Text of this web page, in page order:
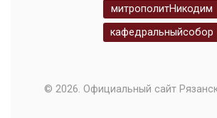
митрополитНикодим
кафедральныйсобор
© 2026. Официальный сайт